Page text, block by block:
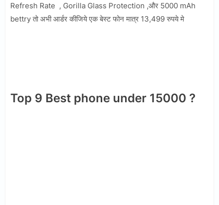
Refresh Rate , Gorilla Glass Protection ,और 5000 mAh
bettry तो अभी आर्डर कीजिये एक बेस्ट फोन मात्र 13,499 रुपये मे
Top 9 Best phone under 15000 ?